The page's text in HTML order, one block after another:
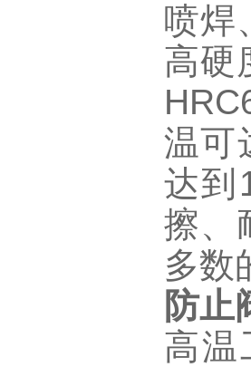
喷焊
高硬
温可
达到
擦、
多数
防止
高温